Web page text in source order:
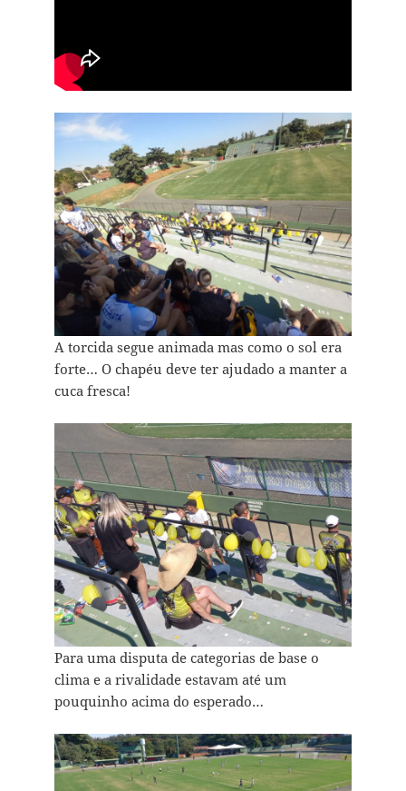
A torcida segue animada mas como o sol era
forte… O chapéu deve ter ajudado a manter a
cuca fresca!
Para uma disputa de categorias de base o
clima e a rivalidade estavam até um
pouquinho acima do esperado…